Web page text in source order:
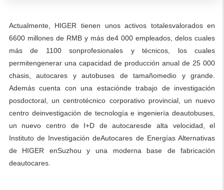
Actualmente, HIGER tienen unos activos totalesvalorados en
6600 millones de RMB y más de4 000 empleados, delos cuales
más de 1100 sonprofesionales y técnicos, los cuales
permitengenerar una capacidad de producción anual de 25 000
chasis, autocares y autobuses de tamañomedio y grande.
Además cuenta con una estaciónde trabajo de investigación
posdoctoral, un centrotécnico corporativo provincial, un nuevo
centro deinvestigación de tecnología e ingeniería deautobuses,
un nuevo centro de I+D de autocaresde alta velocidad, el
Instituto de Investigación deAutocares de Energías Alternativas
de HIGER enSuzhou y una moderna base de fabricación
deautocares.